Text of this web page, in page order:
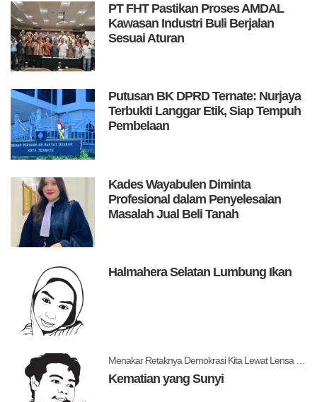
PT FHT Pastikan Proses AMDAL
Kawasan Industri Buli Berjalan
Sesuai Aturan
Putusan BK DPRD Ternate: Nurjaya
Terbukti Langgar Etik, Siap Tempuh
Pembelaan
Kades Wayabulen Diminta
Profesional dalam Penyelesaian
Masalah Jual Beli Tanah
Halmahera Selatan Lumbung Ikan
Kematian yang Sunyi